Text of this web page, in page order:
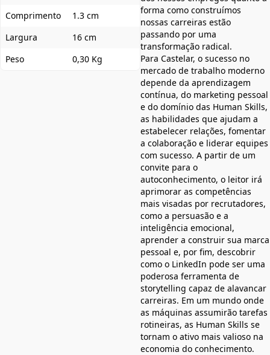
Comprimento
1.3 cm
Largura
16 cm
Peso
0,30 Kg
forma como construímos
nossas carreiras estão
passando por uma
transformação radical.
Para Castelar, o sucesso no
mercado de trabalho moderno
depende da aprendizagem
contínua, do marketing pessoal
e do domínio das Human Skills,
as habilidades que ajudam a
estabelecer relações, fomentar
a colaboração e liderar equipes
com sucesso. A partir de um
convite para o
autoconhecimento, o leitor irá
aprimorar as competências
mais visadas por recrutadores,
como a persuasão e a
inteligência emocional,
aprender a construir sua marca
pessoal e, por fim, descobrir
como o LinkedIn pode ser uma
poderosa ferramenta de
storytelling capaz de alavancar
carreiras. Em um mundo onde
as máquinas assumirão tarefas
rotineiras, as Human Skills se
tornam o ativo mais valioso na
economia do conhecimento.